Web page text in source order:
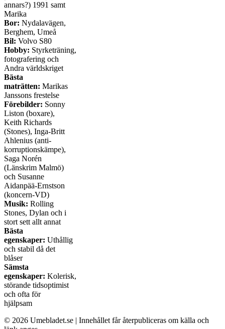
annars?) 1991 samt
Marika
Bor: Nydalavägen,
Berghem, Umeå
Bil: Volvo S80
Hobby: Styrketräning,
fotografering och
Andra världskriget
Bästa
maträtten: Marikas
Janssons frestelse
Förebilder: Sonny
Liston (boxare),
Keith Richards
(Stones), Inga-Britt
Ahlenius (anti-
korruptionskämpe),
Saga Norén
(Länskrim Malmö)
och Susanne
Aidanpää-Ernstson
(koncern-VD)
Musik: Rolling
Stones, Dylan och i
stort sett allt annat
Bästa
egenskaper: Uthållig
och stabil då det
blåser
Sämsta
egenskaper: Kolerisk,
störande tidsoptimist
och ofta för
hjälpsam
© 2026 Umebladet.se | Innehållet får återpubliceras om källa och